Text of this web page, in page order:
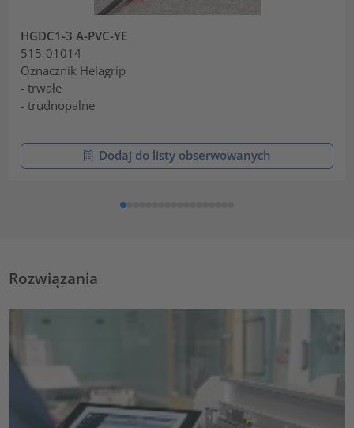
HGDC1-3 A-PVC-YE
515-01014
Oznacznik Helagrip
- trwałe
- trudnopalne
Dodaj do listy obserwowanych
Rozwiązania